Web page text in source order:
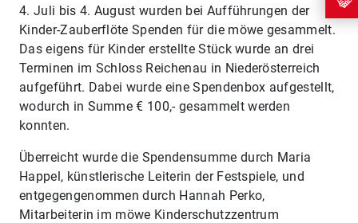
4. Juli bis 4. August wurden bei Aufführungen der
Kinder-Zauberflöte Spenden für die möwe gesammelt.
Das eigens für Kinder erstellte Stück wurde an drei
Terminen im Schloss Reichenau in Niederösterreich
aufgeführt. Dabei wurde eine Spendenbox aufgestellt,
wodurch in Summe € 100,- gesammelt werden
konnten.
Überreicht wurde die Spendensumme durch Maria
Happel, künstlerische Leiterin der Festspiele, und
entgegengenommen durch Hannah Perko,
Mitarbeiterin im möwe Kinderschutzzentrum